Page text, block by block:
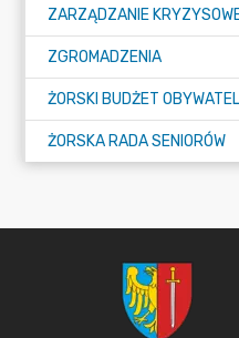
ZARZĄDZANIE
ZGROMADZENIA
ŻORSKI BUDŻET
ŻORSKA RADA SENIORÓW